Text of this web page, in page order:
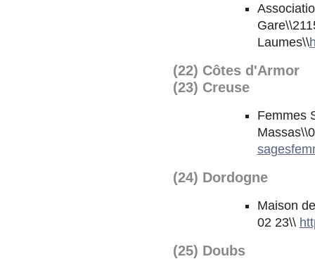
Laumes\\
(22) Côtes d'Armor
(23) Creuse
Femmes
(24) Dordogne
Maison
02 23\\
(25) Doubs